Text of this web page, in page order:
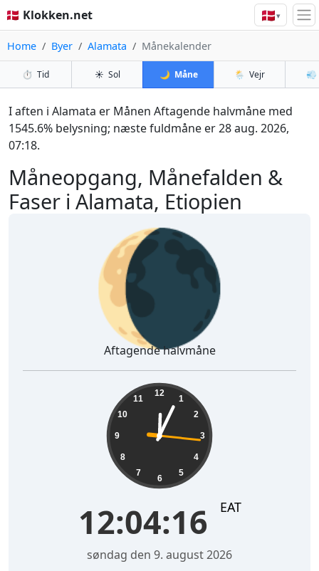
🇩🇰 Klokken.net 🇩🇰▾
Home Byer Alamata Månekalender
⏱️ Tid ☀️ Sol 🌙 Måne 🌦️ Vejr 💨
Måneopgang, Månefalden &
Faser i Alamata, Etiopien
I aften i Alamata er Månen Aftagende halvmåne med
1545.6% belysning; næste fuldmåne er 28 aug. 2026,
07:18.
🌘
Aftagende halvmåne
12
1
2
3
4
5
6
7
8
9
10
11
12:04:17 EAT
søndag den 9. august 2026